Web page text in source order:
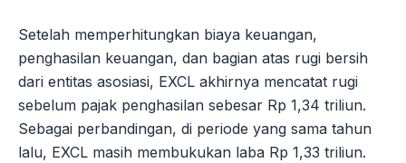
Setelah memperhitungkan biaya keuangan,
penghasilan keuangan, dan bagian atas rugi bersih
dari entitas asosiasi, EXCL akhirnya mencatat rugi
sebelum pajak penghasilan sebesar Rp 1,34 triliun.
Sebagai perbandingan, di periode yang sama tahun
lalu, EXCL masih membukukan laba Rp 1,33 triliun.